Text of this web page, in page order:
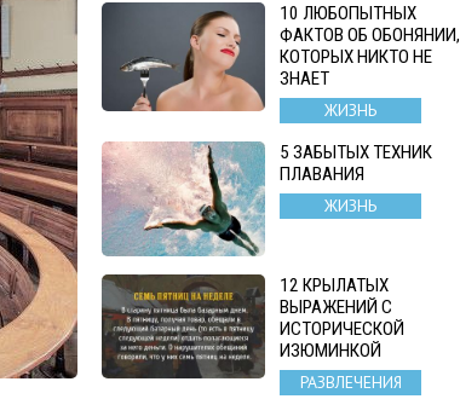
10 ЛЮБОПЫТНЫХ
ФАКТОВ ОБ ОБОНЯНИИ,
КОТОРЫХ НИКТО НЕ
ЗНАЕТ
ЖИЗНЬ
5 ЗАБЫТЫХ ТЕХНИК
ПЛАВАНИЯ
ЖИЗНЬ
12 КРЫЛАТЫХ
ВЫРАЖЕНИЙ С
ИСТОРИЧЕСКОЙ
ИЗЮМИНКОЙ
РАЗВЛЕЧЕНИЯ